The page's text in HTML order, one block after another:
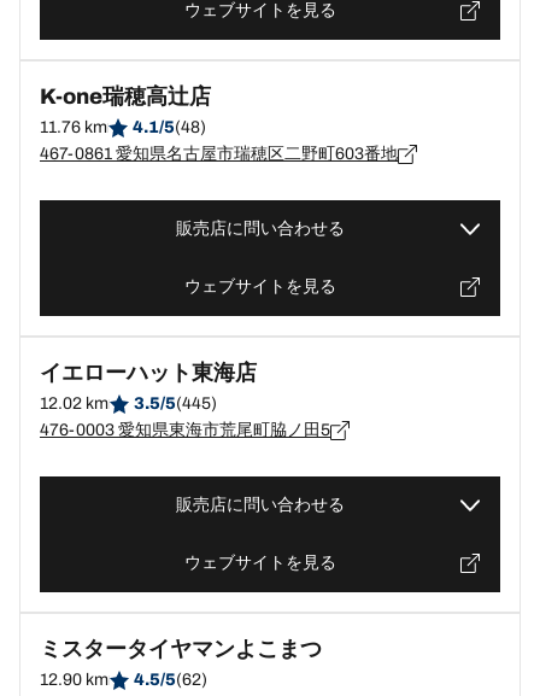
ウェブサイトを見る
K-one瑞穂高辻店
11.76 km 4.1/5(48)
467-0861 愛知県名古屋市瑞穂区二野町603番地
販売店に問い合わせる
ウェブサイトを見る
イエローハット東海店
12.02 km 3.5/5(445)
476-0003 愛知県東海市荒尾町脇ノ田5
販売店に問い合わせる
ウェブサイトを見る
ミスタータイヤマンよこまつ
12.90 km 4.5/5(62)